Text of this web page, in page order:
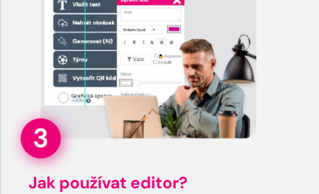
Jak používat editor?